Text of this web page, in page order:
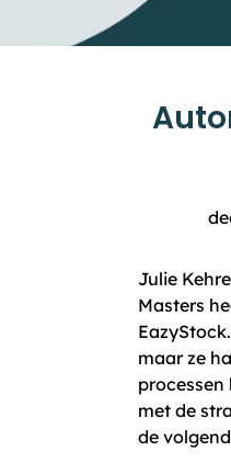
Julie
Masters
maar ze
met de
de